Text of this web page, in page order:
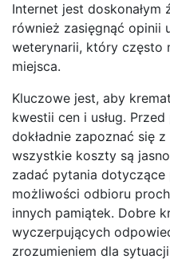
Internet jest doskonałym
również zasięgnąć opinii
weterynarii, który często
miejsca.
Kluczowe jest, aby
kwestii cen i usług.
dokładnie zapoznać się
wszystkie koszty są
zadać pytania dotyczące
możliwości odbioru
innych pamiątek. Dobre
wyczerpujących
zrozumieniem dla sytuacji